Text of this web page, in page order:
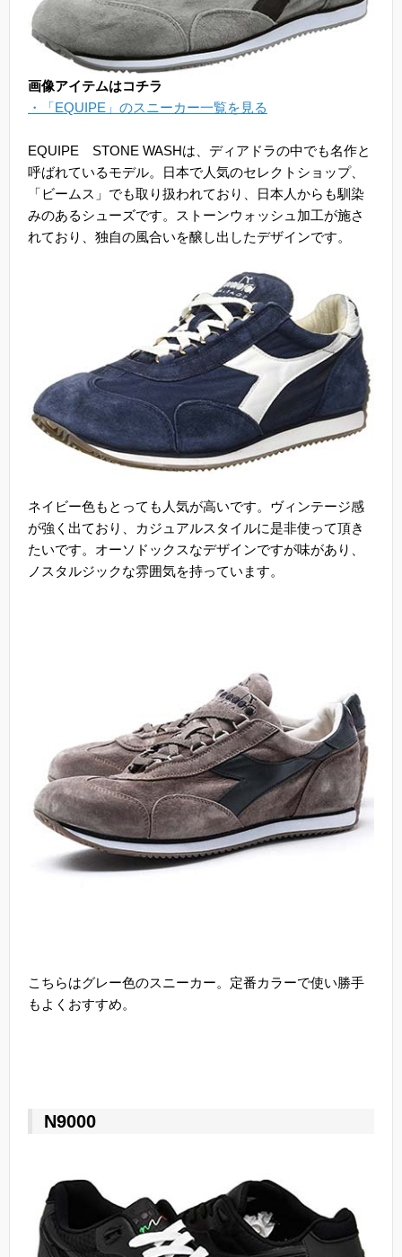
画像アイテムはコチラ
・「EQUIPE」のスニーカー一覧を見る
EQUIPE STONE WASHは、ディアドラの中でも名作と
呼ばれているモデル。日本で人気のセレクトショップ、
「ビームス」でも取り扱われており、日本人からも馴染
みのあるシューズです。ストーンウォッシュ加工が施さ
れており、独自の風合いを醸し出したデザインです。
ネイビー色もとっても人気が高いです。ヴィンテージ感
が強く出ており、カジュアルスタイルに是非使って頂き
たいです。オーソドックスなデザインですが味があり、
ノスタルジックな雰囲気を持っています。
こちらはグレー色のスニーカー。定番カラーで使い勝手
もよくおすすめ。
N9000